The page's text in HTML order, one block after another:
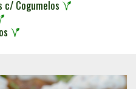
c/ Cogumelos